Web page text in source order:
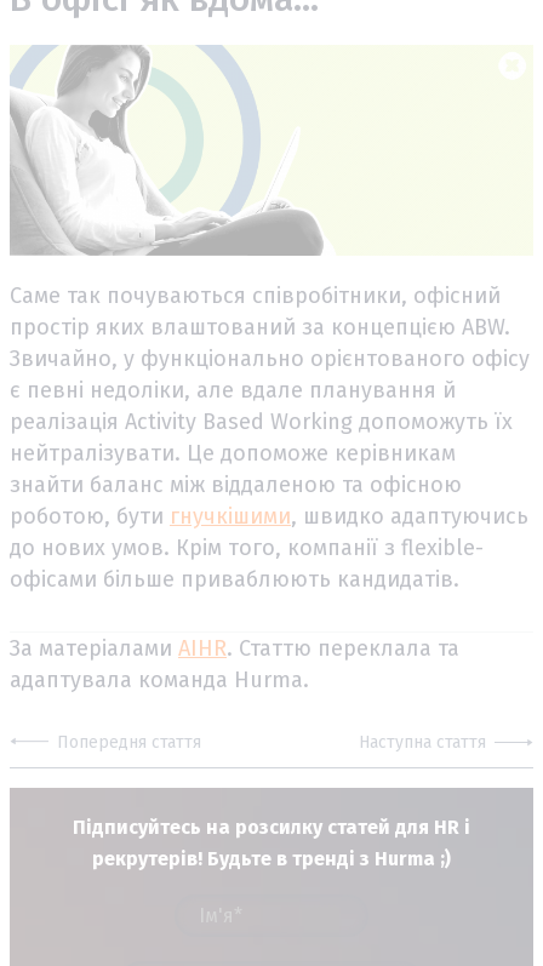
Саме так почуваються співробітники, офісний
простір яких влаштований за концепцією ABW.
Звичайно, у функціонально орієнтованого офісу
є певні недоліки, але вдале планування й
реалізація Activity Based Working допоможуть їх
нейтралізувати. Це допоможе керівникам
знайти баланс між віддаленою та офісною
роботою, бути гнучкішими, швидко адаптуючись
до нових умов. Крім того, компанії з flexible-
офісами більше приваблюють кандидатів.
За матеріалами AIHR. Статтю переклала та
адаптувала команда Hurma.
Попередня стаття Наступна стаття
Підписуйтесь на розсилку статей для HR і
рекрутерів! Будьте в тренді з Hurma ;)